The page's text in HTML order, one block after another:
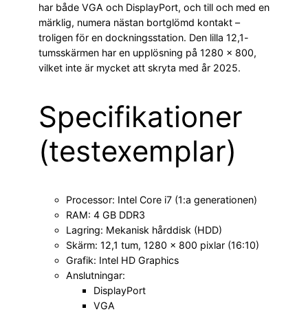
har både VGA och DisplayPort, och till och med en
märklig, numera nästan bortglömd kontakt –
troligen för en dockningsstation. Den lilla 12,1-
tumsskärmen har en upplösning på 1280 × 800,
vilket inte är mycket att skryta med år 2025.
Specifikationer
(testexemplar)
Processor: Intel Core i7 (1:a generationen)
RAM: 4 GB DDR3
Lagring: Mekanisk hårddisk (HDD)
Skärm: 12,1 tum, 1280 × 800 pixlar (16:10)
Grafik: Intel HD Graphics
Anslutningar:
DisplayPort
VGA